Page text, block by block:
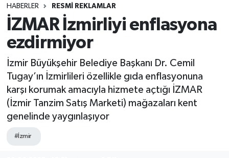
HABERLER RESMI REKLAMLAR
İZMAR İzmirliyi enflasyona
ezdirmiyor
İzmir Büyükşehir Belediye Başkanı Dr. Cemil
Tugay’ın İzmirlileri özellikle gıda enflasyonuna
karşı korumak amacıyla hizmete açtığı İZMAR
(İzmir Tanzim Satış Marketi) mağazaları kent
genelinde yaygınlaşıyor
#İzmir
Tüm Manşetler
Son Dakika Haberleri
Haber Arşivi